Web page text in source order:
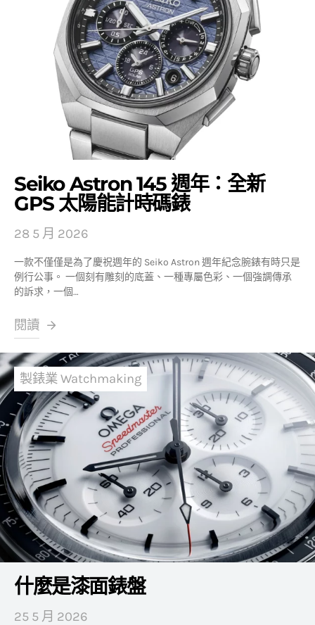
Seiko Astron 145 週年：全新
GPS 太陽能計時碼錶
28 5 月 2026
一款不僅僅是為了慶祝週年的 Seiko Astron 週年紀念腕錶有時只是
例行公事。 一個刻有雕刻的底蓋、一種專屬色彩、一個強調傳承
的訴求，一個…
閱讀
製錶業 Watchmaking
什麼是漆面錶盤
25 5 月 2026